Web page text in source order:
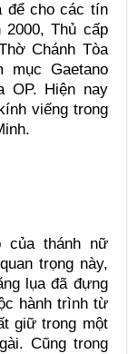
để cho các tín
Thủ cấp
Chánh Tòa
mục Gaetano
OP. Hiện nay
viếng trong
thánh nữ
trọng này,
lụa đã đựng
hành trình từ
giữ trong một
Cũng trong